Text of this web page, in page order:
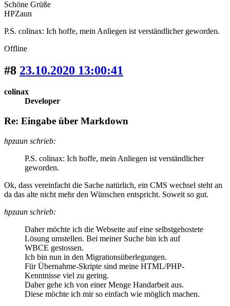
Schöne Grüße
HPZaun
P.S. colinax: Ich hoffe, mein Anliegen ist verständlicher geworden.
Offline
#8 23.10.2020 13:00:41
colinax
Developer
Re: Eingabe über Markdown
hpzaun schrieb:
P.S. colinax: Ich hoffe, mein Anliegen ist verständlicher
geworden.
Ok, dass vereinfacht die Sache natürlich, ein CMS wechsel steht an
da das alte nicht mehr den Wünschen entspricht. Soweit so gut.
hpzaun schrieb:
Daher möchte ich die Webseite auf eine selbstgehostete
Lösung umstellen. Bei meiner Suche bin ich auf
WBCE gestossen.
Ich bin nun in den Migrationsüberlegungen.
Für Übernahme-Skripte sind meine HTML/PHP-
Kenntnisse viel zu gering.
Daher gehe ich von einer Menge Handarbeit aus.
Diese möchte ich mir so einfach wie möglich machen.